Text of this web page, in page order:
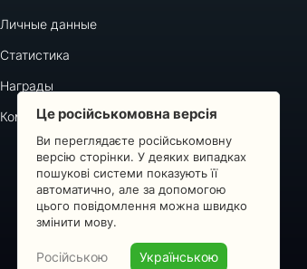
Личные данные
Статистика
Награды
Комментарии
Це російськомовна версія
Ви переглядаєте російськомовну
версію сторінки. У деяких випадках
пошукові системи показують її
автоматично, але за допомогою
цього повідомлення можна швидко
змінити мову.
Російською Українською